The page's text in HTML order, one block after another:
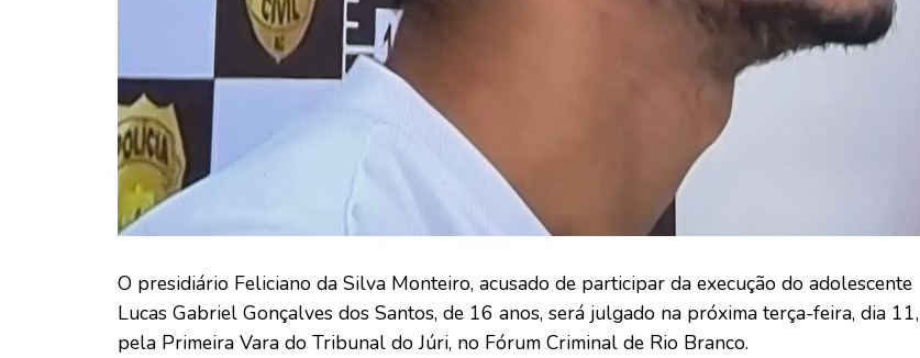
O presidiário Feliciano da Silva Monteiro, acusado de participar da execução do adolescente
Lucas Gabriel Gonçalves dos Santos, de 16 anos, será julgado na próxima terça-feira, dia 11,
pela Primeira Vara do Tribunal do Júri, no Fórum Criminal de Rio Branco.